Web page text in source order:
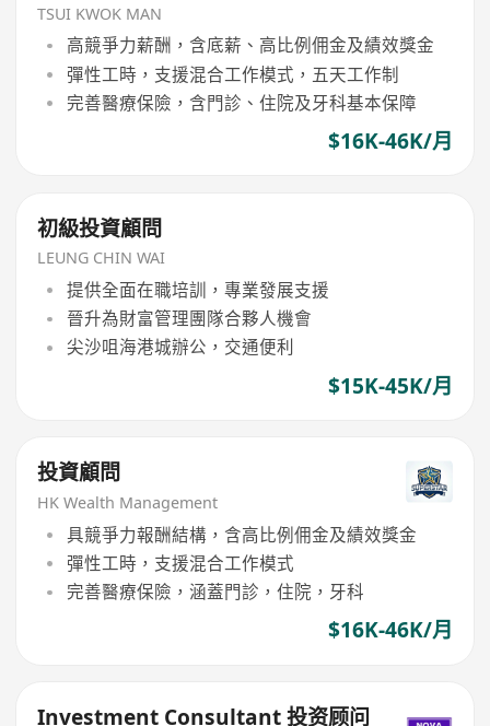
TSUI KWOK MAN
高競爭力薪酬，含底薪、高比例佣金及績效獎金
彈性工時，支援混合工作模式，五天工作制
完善醫療保險，含門診、住院及牙科基本保障
$16K-46K/月
初級投資顧問
LEUNG CHIN WAI
提供全面在職培訓，專業發展支援
晉升為財富管理團隊合夥人機會
尖沙咀海港城辦公，交通便利
$15K-45K/月
投資顧問
HK Wealth Management
具競爭力報酬結構，含高比例佣金及績效獎金
彈性工時，支援混合工作模式
完善醫療保險，涵蓋門診，住院，牙科
$16K-46K/月
Investment Consultant 投资顾问